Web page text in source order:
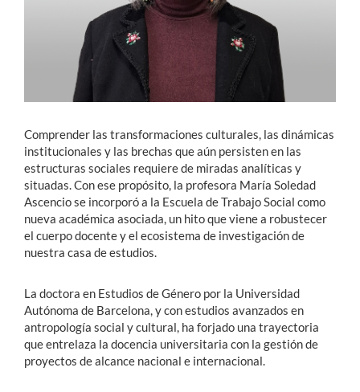
Funcionarios
Comprender las transformaciones culturales, las dinámicas
institucionales y las brechas que aún persisten en las
estructuras sociales requiere de miradas analíticas y
situadas. Con ese propósito, la profesora María Soledad
Ascencio se incorporó a la Escuela de Trabajo Social como
nueva académica asociada, un hito que viene a robustecer
el cuerpo docente y el ecosistema de investigación de
nuestra casa de estudios.
La doctora en Estudios de Género por la Universidad
Autónoma de Barcelona, y con estudios avanzados en
antropología social y cultural, ha forjado una trayectoria
que entrelaza la docencia universitaria con la gestión de
proyectos de alcance nacional e internacional.